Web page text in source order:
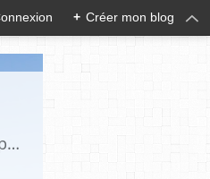
+ Créer mon blog
Site sur toute la culture des genres de l'imaginaire: BD, Cinéma, Livre, Jeux, Théâtre. Présent dans les principaux festivals de film fantastique e de science-fiction, salons et conventions.